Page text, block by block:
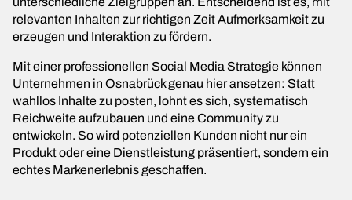
relevanten Inhalten zur richtigen Zeit Aufmerksamkeit zu
erzeugen und Interaktion zu fördern.
Mit einer professionellen Social Media Strategie können
Unternehmen in Osnabrück genau hier ansetzen: Statt
wahllos Inhalte zu posten, lohnt es sich, systematisch
Reichweite aufzubauen und eine Community zu
entwickeln. So wird potenziellen Kunden nicht nur ein
Produkt oder eine Dienstleistung präsentiert, sondern ein
echtes Markenerlebnis geschaffen.